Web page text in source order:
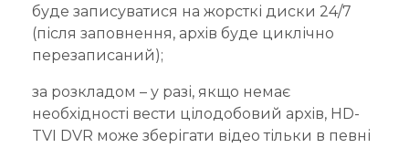
буде записуватися на жорсткі диски 24/7
(після заповнення, архів буде циклічно
перезаписаний);
за розкладом – у разі, якщо немає
необхідності вести цілодобовий архів, HD-
TVI DVR може зберігати відео тільки в певні